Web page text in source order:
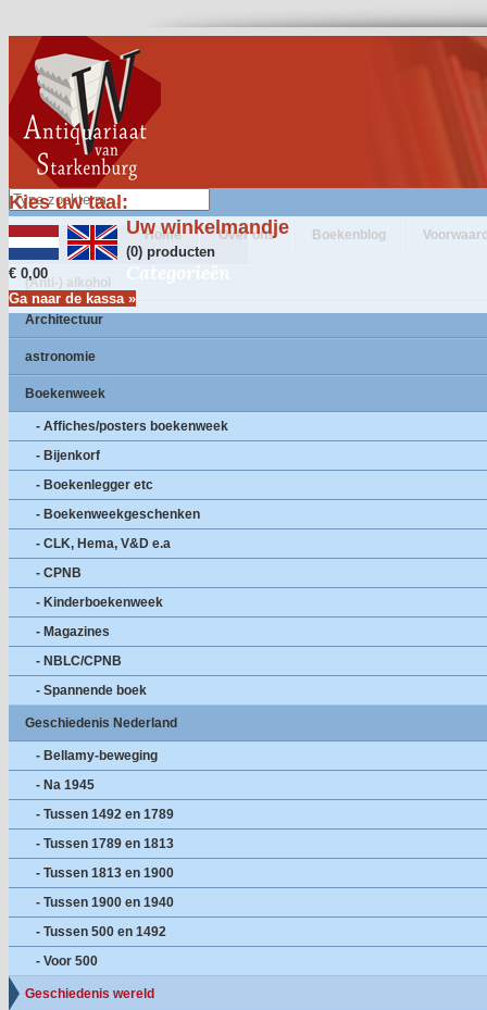
Kies uw taal:
Uw winkelmandje
(0) producten
€ 0,00
Ga naar de kassa »
Home Over ons Boekenblog
Categorieën
(Anti-) alkohol
Architectuur
astronomie
Boekenweek
- Affiches/posters boekenweek
- Bijenkorf
- Boekenlegger etc
- Boekenweekgeschenken
- CLK, Hema, V&D e.a
- CPNB
- Kinderboekenweek
- Magazines
- NBLC/CPNB
- Spannende boek
Geschiedenis Nederland
- Bellamy-beweging
- Na 1945
- Tussen 1492 en 1789
- Tussen 1789 en 1813
- Tussen 1813 en 1900
- Tussen 1900 en 1940
- Tussen 500 en 1492
- Voor 500
Geschiedenis wereld